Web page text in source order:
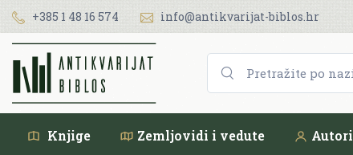
+385 1 48 16 574 info@antikvarijat-biblos.hr
Knjige Zemljovidi i vedute Autori